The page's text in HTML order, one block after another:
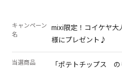
キャンペーン
名
mixi限定！コイケヤ大
様にプレゼント♪
当選商品
「ポテトチップス